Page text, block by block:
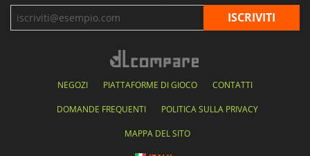
NEGOZI PIATTAFORME DI GIOCO CONTATTI
DOMANDE FREQUENTI POLITICA SULLA PRIVACY
MAPPA DEL SITO